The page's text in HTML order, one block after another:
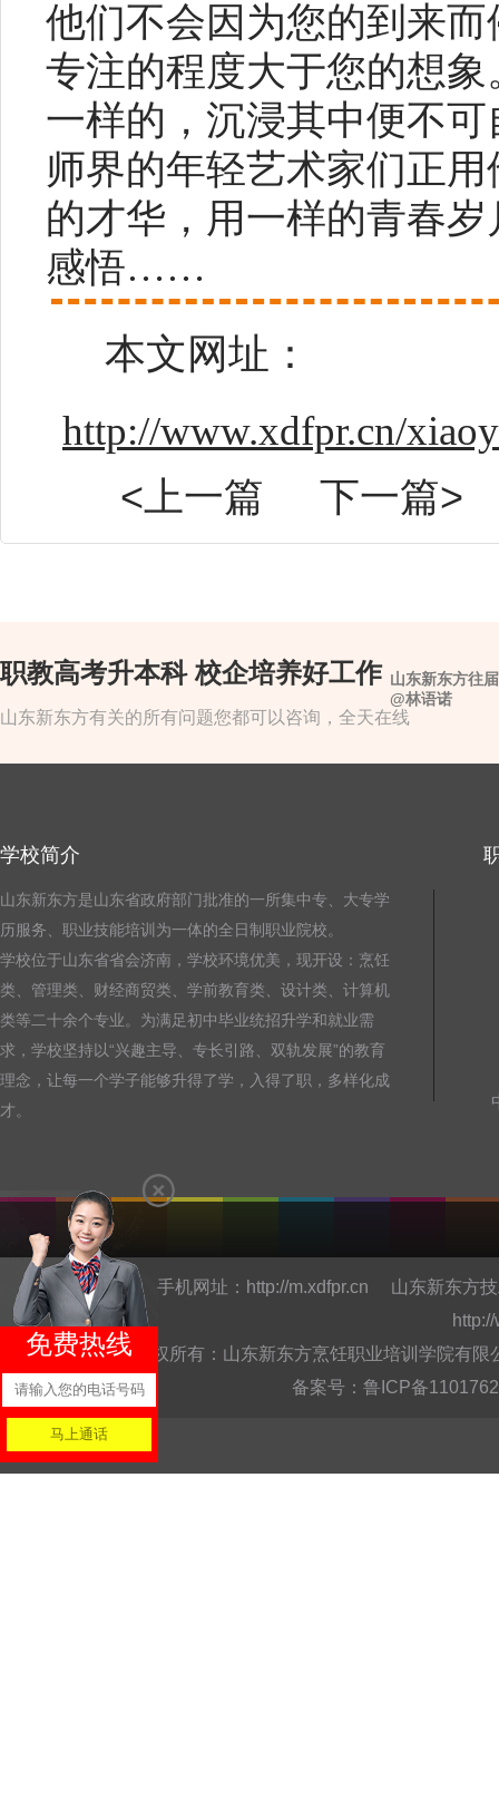
他们不会因为您的到来
专注的程度大于您的想
一样的，沉浸其中便不
师界的年轻艺术家们正
的才华，用一样的青春
感悟……
本文网址：
http://www.xdfpr.cn/
<上一篇 下一篇>
职教高考升本科 校企培养好工作
山东新东方有关的所有问题您都可以咨询，全天在线
山东新东方往
@林语诺
学校简介
山东新东方是山东省政府部门批准的一所集中专、大专学
历服务、职业技能培训为一体的全日制职业院校。
学校位于山东省省会济南，学校环境优美，现开设：烹饪
类、管理类、财经商贸类、学前教育类、设计类、计算机
类等二十余个专业。为满足初中毕业统招升学和就业需
求，学校坚持以“兴趣主导、专长引路、双轨发展”的教育
理念，让每一个学子能够升得了学，入得了职，多样化成
才。
手机网址： http://m.xdfpr.cn 山东新东方技
版权所有：山东新东方烹饪职业培训学院有
备案号： 鲁ICP备
免费热线